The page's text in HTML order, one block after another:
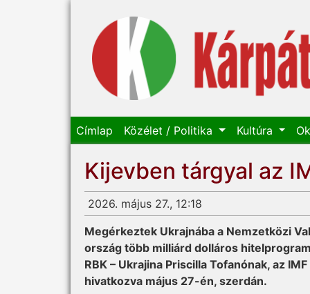
Címlap Közélet / Politika Kultúra
Kijevben tárgyal az
2026. május 27., 12:18
Megérkeztek Ukrajnába a Nemzetközi
ország több milliárd dolláros
RBK – Ukrajina Priscilla Tofanónak, az
hivatkozva május 27-én, szerdán.